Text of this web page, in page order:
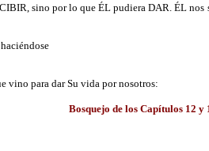
sino por lo que ÉL pudiera DAR. ÉL nos
vino para dar Su vida por nosotros:
Bosquejo de los Capítulos 12 y